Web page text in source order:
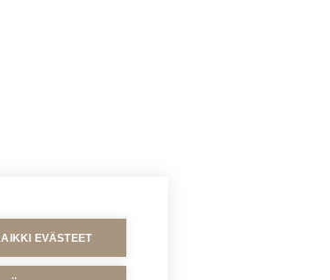
MAKSUTAVAT
EVÄSTEET